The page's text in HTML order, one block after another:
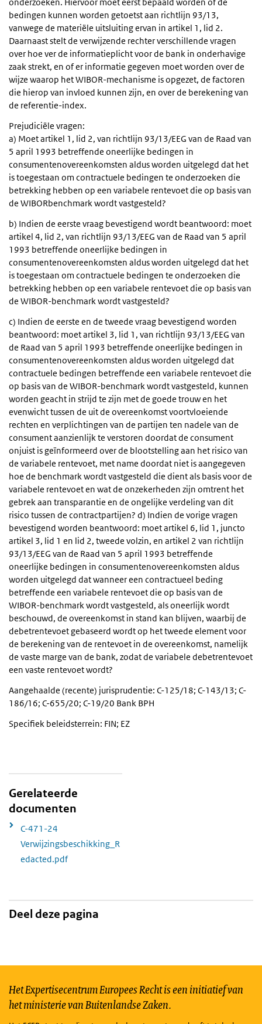
onderzoeken. Hiervoor moet eerst bepaald worden of de
bedingen kunnen worden getoetst aan richtlijn 93/13,
vanwege de materiële uitsluiting ervan in artikel 1, lid 2.
Daarnaast stelt de verwijzende rechter verschillende vragen
over hoe ver de informatieplicht voor de bank in onderhavige
zaak strekt, en of er informatie gegeven moet worden over de
wijze waarop het WIBOR-mechanisme is opgezet, de factoren
die hierop van invloed kunnen zijn, en over de berekening van
de referentie-index.
Prejudiciële vragen:
a) Moet artikel 1, lid 2, van richtlijn 93/13/EEG van de Raad van
5 april 1993 betreffende oneerlijke bedingen in
consumentenovereenkomsten aldus worden uitgelegd dat het
is toegestaan om contractuele bedingen te onderzoeken die
betrekking hebben op een variabele rentevoet die op basis van
de WIBORbenchmark wordt vastgesteld?
b) Indien de eerste vraag bevestigend wordt beantwoord: moet
artikel 4, lid 2, van richtlijn 93/13/EEG van de Raad van 5 april
1993 betreffende oneerlijke bedingen in
consumentenovereenkomsten aldus worden uitgelegd dat het
is toegestaan om contractuele bedingen te onderzoeken die
betrekking hebben op een variabele rentevoet die op basis van
de WIBOR-benchmark wordt vastgesteld?
c) Indien de eerste en de tweede vraag bevestigend worden
beantwoord: moet artikel 3, lid 1, van richtlijn 93/13/EEG van
de Raad van 5 april 1993 betreffende oneerlijke bedingen in
consumentenovereenkomsten aldus worden uitgelegd dat
contractuele bedingen betreffende een variabele rentevoet die
op basis van de WIBOR-benchmark wordt vastgesteld, kunnen
worden geacht in strijd te zijn met de goede trouw en het
evenwicht tussen de uit de overeenkomst voortvloeiende
rechten en verplichtingen van de partijen ten nadele van de
consument aanzienlijk te verstoren doordat de consument
onjuist is geïnformeerd over de blootstelling aan het risico van
de variabele rentevoet, met name doordat niet is aangegeven
hoe de benchmark wordt vastgesteld die dient als basis voor de
variabele rentevoet en wat de onzekerheden zijn omtrent het
gebrek aan transparantie en de ongelijke verdeling van dit
risico tussen de contractpartijen? d) Indien de vorige vragen
bevestigend worden beantwoord: moet artikel 6, lid 1, juncto
artikel 3, lid 1 en lid 2, tweede volzin, en artikel 2 van richtlijn
93/13/EEG van de Raad van 5 april 1993 betreffende
oneerlijke bedingen in consumentenovereenkomsten aldus
worden uitgelegd dat wanneer een contractueel beding
betreffende een variabele rentevoet die op basis van de
WIBOR-benchmark wordt vastgesteld, als oneerlijk wordt
beschouwd, de overeenkomst in stand kan blijven, waarbij de
debetrentevoet gebaseerd wordt op het tweede element voor
de berekening van de rentevoet in de overeenkomst, namelijk
de vaste marge van de bank, zodat de variabele debetrentevoet
een vaste rentevoet wordt?
Aangehaalde (recente) jurisprudentie: C-125/18; C-143/13; C-
186/16; C-655/20; C-19/20 Bank BPH
Specifiek beleidsterrein: FIN; EZ
Gerelateerde
documenten
C-471-24
Verwijzingsbeschikking_R
edacted.pdf
Deel deze pagina
Het Expertisecentrum Europees Recht is een initiatief van
het ministerie van Buitenlandse Zaken.